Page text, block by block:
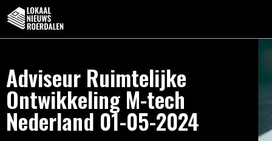
Adviseur Ruimtelijke
Ontwikkeling M-tech
Nederland 01-05-2024